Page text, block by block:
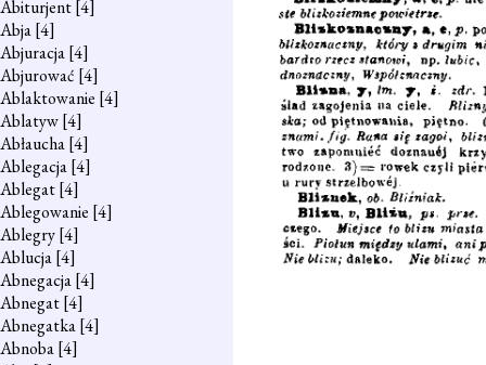
Abiturjent[4]
Abja[4]
Abjuracja[4]
Abjurować [4]
Ablaktowanie [4]
Ablatyw[4]
Abłaucha[4]
Ablegacja[4]
Ablegat[4]
Ablegowanie [4]
Ablegry[4]
Ablucja[4]
Abnegacja[4]
Abnegat[4]
Abnegatka[4]
Abnoba[4]